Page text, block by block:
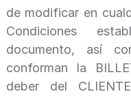
de modificar en
Condiciones
documento, así
conforman la
deber del